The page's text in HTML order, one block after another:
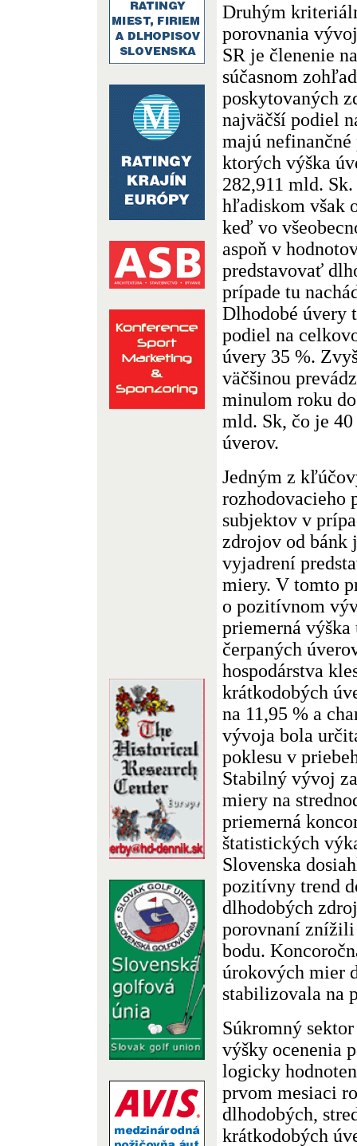
Druhým
porovnania
SR je členenie
súčasnom
poskytovaných
najväčší podiel
majú
ktorých výška
282,911 mld.
hľadiskom však
keď vo
aspoň v
predstavovať
prípade tu
Dlhodobé úvery
podiel na
úvery 35 %.
väčšinou
minulom roku
mld. Sk, čo je
úverov.
Jedným z
rozhodovacieho
subjektov v
zdrojov od bánk
vyjadrení
miery. V tomto
o pozitívnom
priemerná
čerpaných
hospodárstva
krátkodobých
na 11,95 % a
vývoja bola
poklesu v
Stabilný vývoj
miery na
priemerná
štatistických
Slovenska
pozitívny trend
dlhodobých
porovnaní znížili
bodu.
úrokových mier
stabilizovala na
Súkromný
výšky ocenenia
logicky
prvom mesiaci
dlhodobých,
krátkodobých